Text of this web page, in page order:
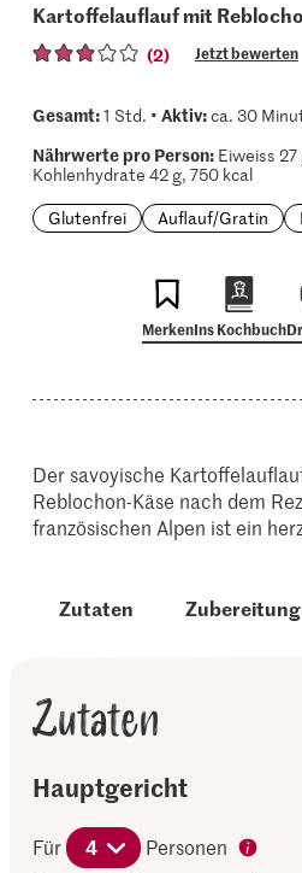
Kartoffelauflauf mit
(2) Jetzt bewerten
Gesamt:1 Std. • Aktiv:ca. 30
Nährwerte pro Person:Eiweiss 27
Kohlenhydrate 42 g, 750 kcal
Glutenfrei
Auflauf/Gratin
MerkenIns Kochbuch
Der savoyische
Reblochon-Käse nach dem
französischen Alpen ist ein
Zutaten Zubereitung
Zutaten
Hauptgericht
Für 4
Personen